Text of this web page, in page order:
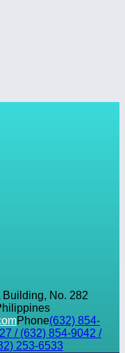
No. 282
Phone(632) 854-
/ (632) 854-9042 /
253-6533